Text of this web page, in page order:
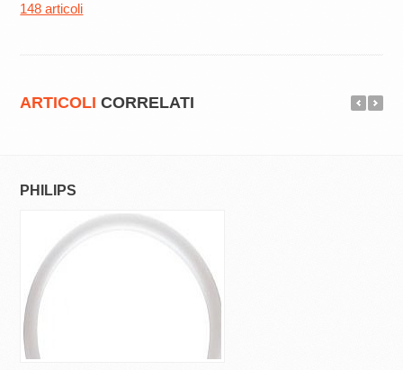
148 articoli
ARTICOLI CORRELATI
PHILIPS